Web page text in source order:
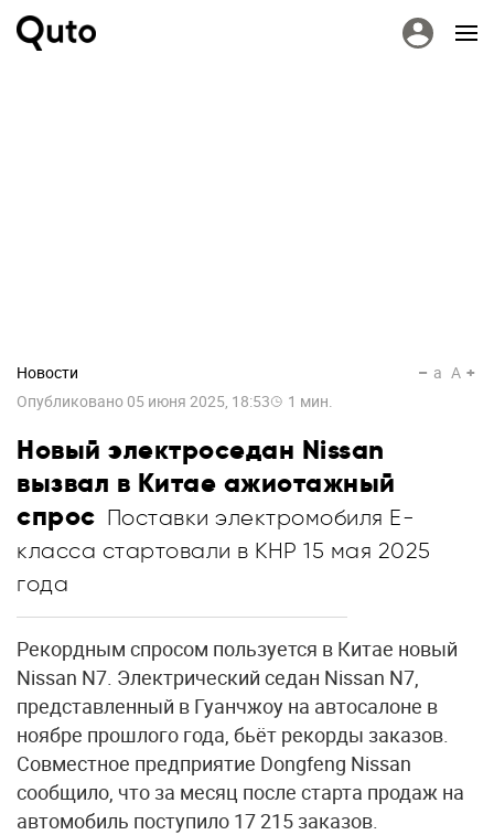
Новости
Опубликовано 05 июня 2025, 18:53 1 мин.
a A
Новый электроседан Nissan
вызвал в Китае ажиотажный
спрос Поставки электромобиля Е-
класса стартовали в КНР 15 мая 2025
года
Рекордным спросом пользуется в Китае новый
Nissan N7. Электрический седан Nissan N7,
представленный в Гуанчжоу на автосалоне в
ноябре прошлого года, бьёт рекорды заказов.
Совместное предприятие Dongfeng Nissan
сообщило, что за месяц после старта продаж на
автомобиль поступило 17 215 заказов.